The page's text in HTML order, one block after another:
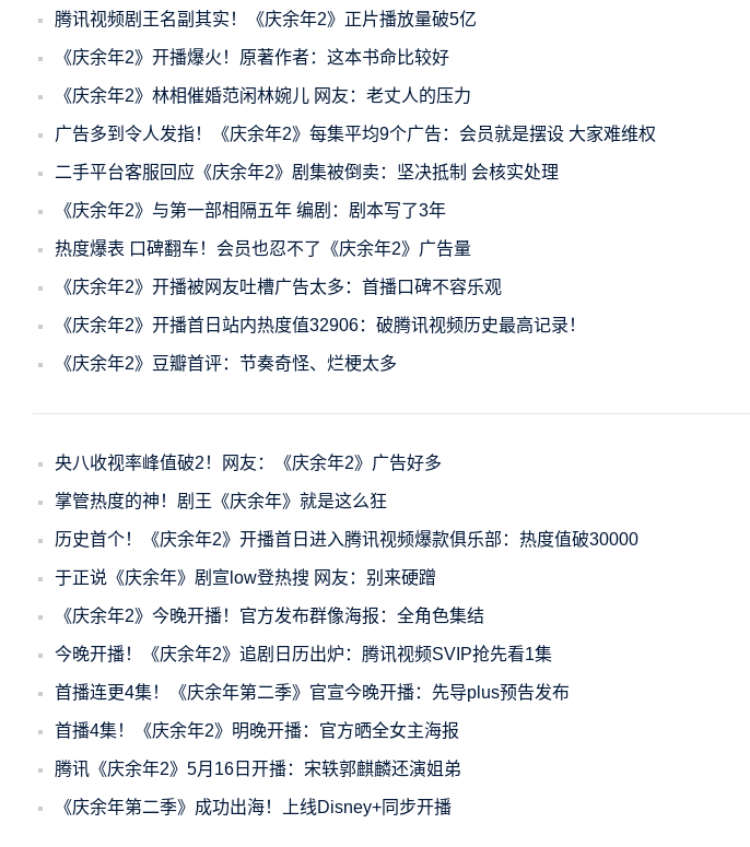
腾讯视频剧王名副其实！《庆余年2》正片播放量破5亿
《庆余年2》开播爆火！原著作者：这本书命比较好
《庆余年2》林相催婚范闲林婉儿 网友：老丈人的压力
广告多到令人发指！《庆余年2》每集平均9个广告：会员就是摆设 大家难维权
二手平台客服回应《庆余年2》剧集被倒卖：坚决抵制 会核实处理
《庆余年2》与第一部相隔五年 编剧：剧本写了3年
热度爆表 口碑翻车！会员也忍不了《庆余年2》广告量
《庆余年2》开播被网友吐槽广告太多：首播口碑不容乐观
《庆余年2》开播首日站内热度值32906：破腾讯视频历史最高记录！
《庆余年2》豆瓣首评：节奏奇怪、烂梗太多
央八收视率峰值破2！网友：《庆余年2》广告好多
掌管热度的神！剧王《庆余年》就是这么狂
历史首个！《庆余年2》开播首日进入腾讯视频爆款俱乐部：热度值破30000
于正说《庆余年》剧宣low登热搜 网友：别来硬蹭
《庆余年2》今晚开播！官方发布群像海报：全角色集结
今晚开播！《庆余年2》追剧日历出炉：腾讯视频SVIP抢先看1集
首播连更4集！《庆余年第二季》官宣今晚开播：先导plus预告发布
首播4集！《庆余年2》明晚开播：官方晒全女主海报
腾讯《庆余年2》5月16日开播：宋轶郭麒麟还演姐弟
《庆余年第二季》成功出海！上线Disney+同步开播